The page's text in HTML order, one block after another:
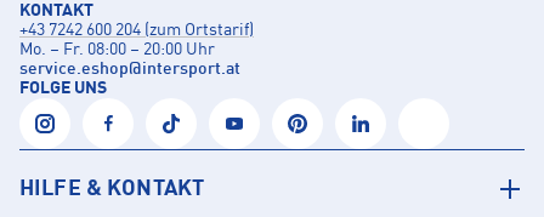
KONTAKT
+43 7242 600 204 (zum Ortstarif)
Mo. – Fr. 08:00 – 20:00 Uhr
service.eshop@intersport.at
FOLGE UNS
HILFE & KONTAKT